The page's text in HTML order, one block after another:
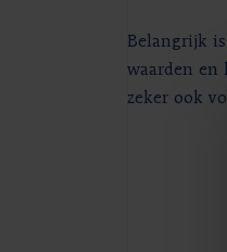
Belangrijk
waarden en
zeker ook